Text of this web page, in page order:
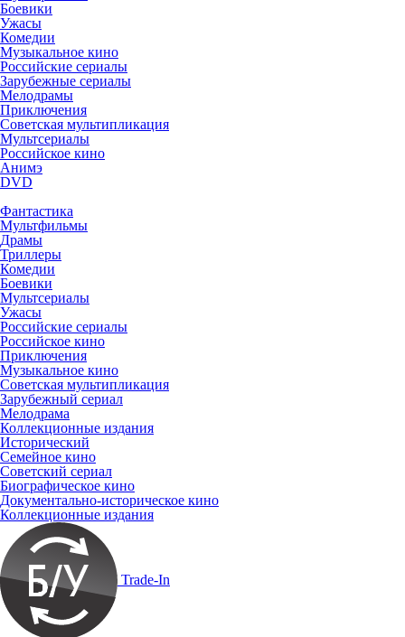
Боевики
Ужасы
Комедии
Музыкальное кино
Российские сериалы
Зарубежные сериалы
Мелодрамы
Приключения
Советская мультипликация
Мультсериалы
Российское кино
Анимэ
DVD
Фантастика
Мультфильмы
Драмы
Триллеры
Комедии
Боевики
Мультсериалы
Ужасы
Российские сериалы
Российское кино
Приключения
Музыкальное кино
Советская мультипликация
Зарубежный сериал
Мелодрама
Коллекционные издания
Исторический
Семейное кино
Советский сериал
Биографическое кино
Документально-историческое кино
Коллекционные издания
Trade-In